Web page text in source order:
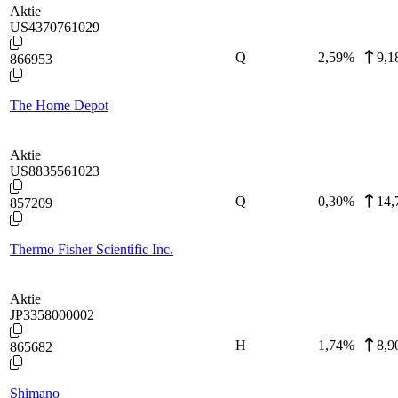
Aktie
US4370761029
866953
The Home Depot
Q 2,59%
Aktie
US8835561023
857209
Thermo Fisher Scientific Inc.
Q 0,30%
Aktie
JP3358000002
865682
Shimano
H 1,74%